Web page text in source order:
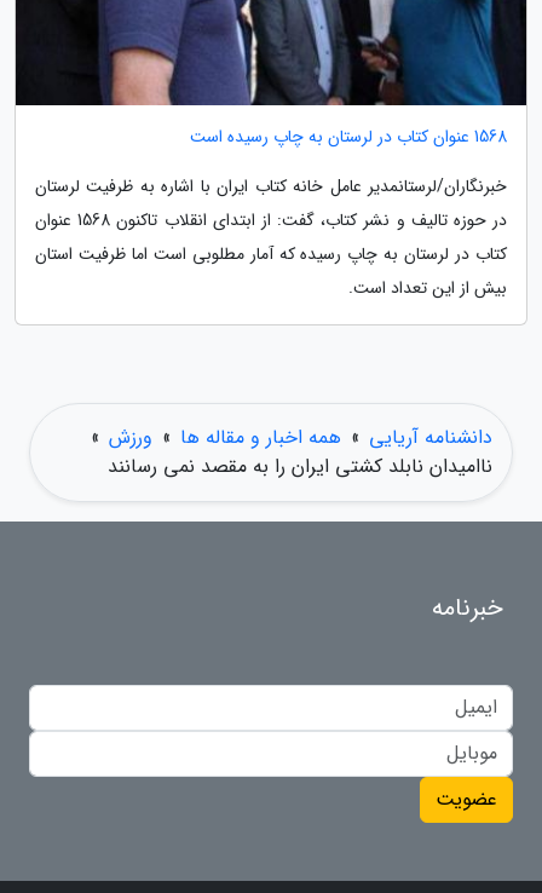
1568 عنوان کتاب در لرستان به چاپ رسیده است
خبرنگاران/لرستانمدیر عامل خانه کتاب ایران با اشاره به ظرفیت لرستان
در حوزه تالیف و نشر کتاب، گفت: از ابتدای انقلاب تاکنون 1568 عنوان
کتاب در لرستان به چاپ رسیده که آمار مطلوبی است اما ظرفیت استان
بیش از این تعداد است.
دانشنامه آریایی » همه اخبار و مقاله ها » ورزش »
ناامیدان نابلد کشتی ایران را به مقصد نمی رسانند
خبرنامه
عضویت